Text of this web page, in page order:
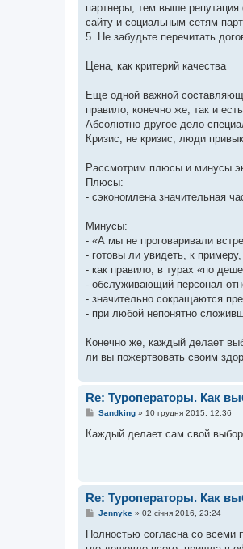
партнеры, тем выше
сайту и социальным сетям
5. Не забудьте перечитать
Цена, как критерий качества
Еще одной важной
правило, конечно же, так и
Абсолютно другое дело
Кризис, не кризис, люди
Рассмотрим плюсы и минусы
Плюсы:
- сэкономлена значительная
Минусы:
- «А мы не проговаривали
- готовы ли увидеть, к
- как правило, в турах «по
- обслуживающий персонал
- значительно сокращаются
- при любой непонятно
Конечно же, каждый делает
ли вы пожертвовать своим
Re: Туроператоры. Как
П
в
н
я
Sandking» 10 грудня 2015, 12:36
Каждый делает сам свой выбор
Re: Туроператоры. Как
П
в
Jennyke» 02 січня 2016, 23:24
Полностью согласна со всеми